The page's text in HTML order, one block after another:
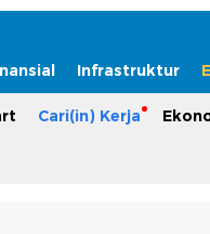
Infrastruktur
Cari(in) Kerja